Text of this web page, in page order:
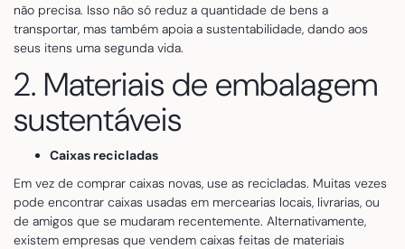
não precisa. Isso não só reduz a quantidade de bens a
transportar, mas também apoia a sustentabilidade, dando aos
seus itens uma segunda vida.
2. Materiais de embalagem
sustentáveis
Caixas recicladas
Em vez de comprar caixas novas, use as recicladas. Muitas vezes
pode encontrar caixas usadas em mercearias locais, livrarias, ou
de amigos que se mudaram recentemente. Alternativamente,
existem empresas que vendem caixas feitas de materiais